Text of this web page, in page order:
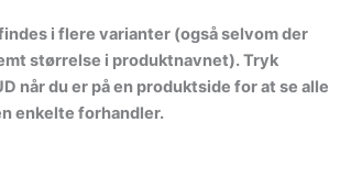
i flere varianter (også selvom der
størrelse i produktnavnet). Tryk
når du er på en produktside for at se alle
enkelte forhandler.